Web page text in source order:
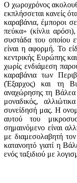
Ο χωροχρόνος
εκπλήσσεται κανείς
καραβάνια, έμποροι
πεύκα» (κίνλιι
συστάδα του οποίου
είναι η αφορμή. Το
κεντρικής Ευρώπης
χωρίς ενδιάμεση
καραβάνια των
(Έξαρχος) και τη
αναχώρησης τη Βάλεα
μοναδικός,
συνείδησή μας. Η
αυτού του
σημαινόμενο είναι
με διαμεσολαβητή
κατανοητό γιατί η
ενός ταξιδιού με